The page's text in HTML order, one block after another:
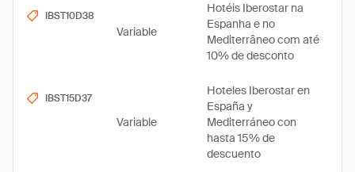
IBST10D38
Variable
Hotéis Iberostar na
Espanha e no
Mediterrâneo com até
10% de desconto
IBST15D37
Variable
Hoteles Iberostar en
España y
Mediterráneo con
hasta 15% de
descuento